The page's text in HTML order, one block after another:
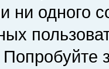
ни одного